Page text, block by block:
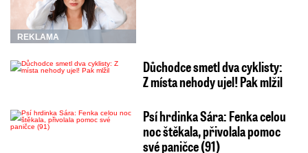
REKLAMA
Důchodce smetl dva cyklisty:
Z místa nehody ujel! Pak mlžil
Psí hrdinka Sára: Fenka celou
noc štěkala, přivolala pomoc
své paničce (91)